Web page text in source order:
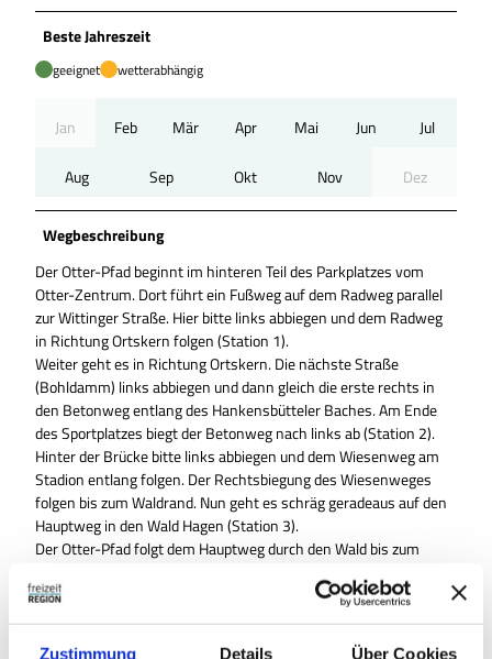
Zustimmung Details Über Cookies
Beste Jahreszeit
geeignet wetterabhängig
Jan Feb Mär Apr Mai Jun Jul
Aug Sep Okt Nov Dez
Wegbeschreibung
Der Otter-Pfad beginnt im hinteren Teil des Parkplatzes vom
Otter-Zentrum. Dort führt ein Fußweg auf dem Radweg parallel
zur Wittinger Straße. Hier bitte links abbiegen und dem Radweg
in Richtung Ortskern folgen (Station 1).
Weiter geht es in Richtung Ortskern. Die nächste Straße
(Bohldamm) links abbiegen und dann gleich die erste rechts in
den Betonweg entlang des Hankensbütteler Baches. Am Ende
des Sportplatzes biegt der Betonweg nach links ab (Station 2).
Hinter der Brücke bitte links abbiegen und dem Wiesenweg am
Stadion entlang folgen. Der Rechtsbiegung des Wiesenweges
folgen bis zum Waldrand. Nun geht es schräg geradeaus auf den
Hauptweg in den Wald Hagen (Station 3).
Der Otter-Pfad folgt dem Hauptweg durch den Wald bis zum
Jetzt geht es leicht bergauf am Kloster vorbei. Dann über den 2.
dort ein Fußweg in Richtung Otter-Zentrum rechts ab. Der Otter-